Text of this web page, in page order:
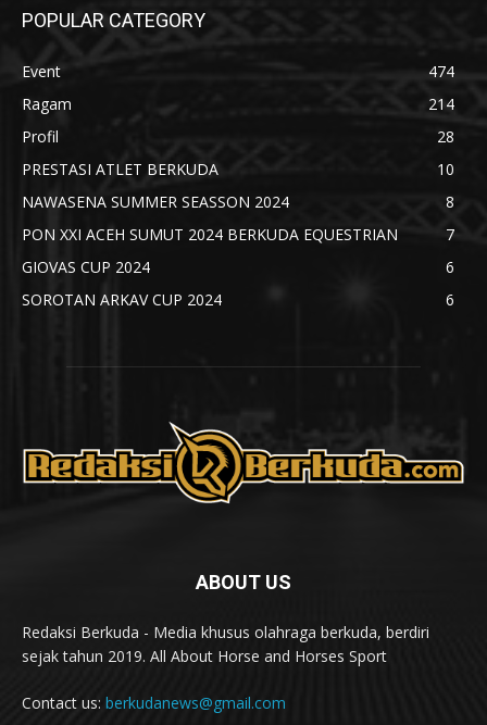
POPULAR CATEGORY
Event
474
Ragam
214
Profil
28
PRESTASI ATLET BERKUDA
10
NAWASENA SUMMER SEASSON 2024
8
PON XXI ACEH SUMUT 2024 BERKUDA EQUESTRIAN
7
GIOVAS CUP 2024
6
SOROTAN ARKAV CUP 2024
6
ABOUT US
Redaksi Berkuda - Media khusus olahraga berkuda, berdiri
sejak tahun 2019. All About Horse and Horses Sport
Contact us: berkudanews@gmail.com